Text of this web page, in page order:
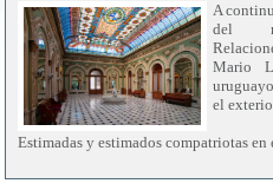
A
del
Mario
el
Estimadas y estimados compatriotas en
En este tiempo de